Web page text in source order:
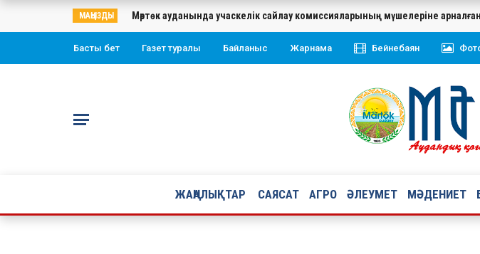
МАҢЫЗДЫ Мәртөк ауданында учаскелік сайлау комиссияларының мүшелеріне
Басты бет Газет туралы Байланыс Жарнама Бейнебаян
ЖАҢАЛЫҚТАР САЯСАТ АГРО ӘЛЕУМЕТ МӘДЕНИЕТ